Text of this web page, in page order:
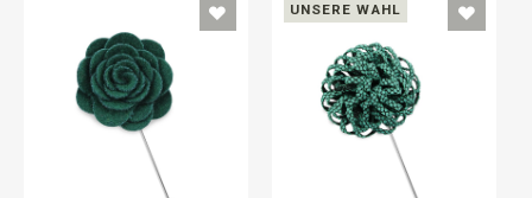
UNSERE WAHL